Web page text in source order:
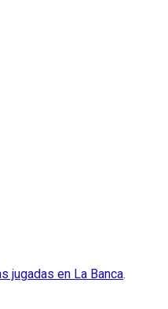
jugadas en La Banca.